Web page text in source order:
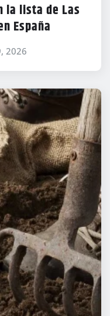
la lista de Las
España
2026